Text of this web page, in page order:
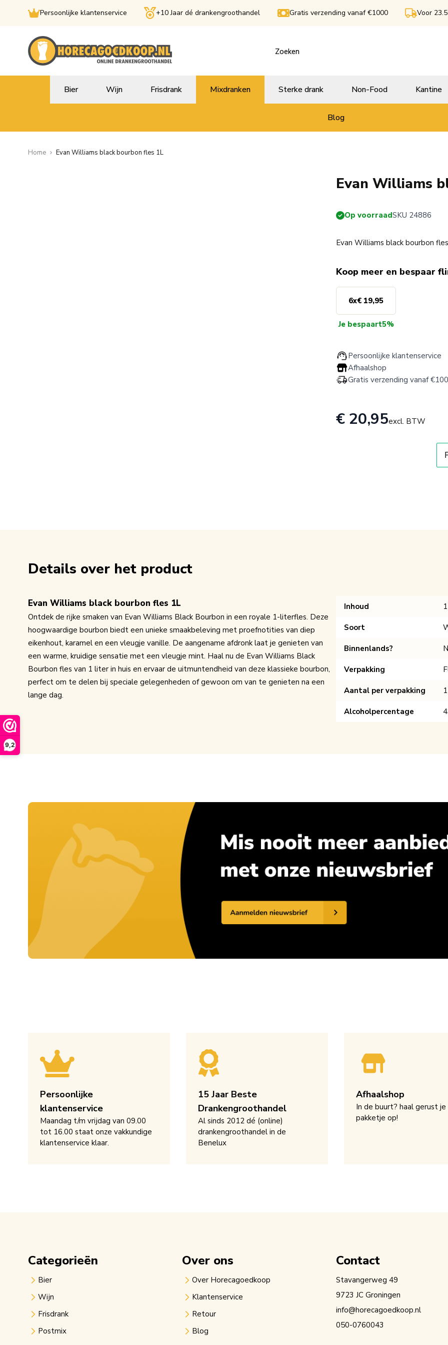
9,2
Persoonlijke klantenservice +10 Jaar dé drankengroothandel Gratis verzending vanaf €1000 Voor
Bier Wijn Frisdrank Mixdranken Sterke drank Non-Food Kantine
Blog
Home Evan Williams black bourbon fles 1L
Evan Williams
Op voorraadSKU 24886
Evan Williams black bourbon
Koop meer en bespaar
6x€ 19,95
Je bespaart5%
Persoonlijke klantenservice
Afhaalshop
Gratis verzending vanaf
€ 20,95excl. BTW
Details over het product
Evan Williams black bourbon fles 1L
Ontdek de rijke smaken van Evan Williams Black Bourbon in een royale 1-literfles. Deze
hoogwaardige bourbon biedt een unieke smaakbeleving met proefnotities van diep
eikenhout, karamel en een vleugje vanille. De aangename afdronk laat je genieten van
een warme, kruidige sensatie met een vleugje mint. Haal nu de Evan Williams Black
Bourbon fles van 1 liter in huis en ervaar de uitmuntendheid van deze klassieke bourbon,
perfect om te delen bij speciale gelegenheden of gewoon om van te genieten na een
lange dag.
Inhoud
Soort
Binnenlands?
Verpakking
Aantal per verpakking 1
Alcoholpercentage
Persoonlijke
klantenservice
Maandag t/m vrijdag van 09.00
tot 16.00 staat onze vakkundige
klantenservice klaar.
15 Jaar Beste
Drankengroothandel
Al sinds 2012 dé (online)
drankengroothandel in de
Benelux
Afhaalshop
In de buurt? haal gerust je
pakketje op!
Categorieën
Bier
Wijn
Frisdrank
Postmix
Over ons
Over Horecagoedkoop
Klantenservice
Retour
Blog
Contact
Stavangerweg 49
9723 JC Groningen
info@horecagoedkoop.nl
050-0760043